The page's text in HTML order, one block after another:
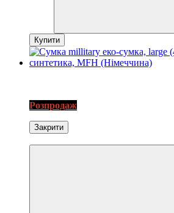
Купити
Розпродаж
Закрити